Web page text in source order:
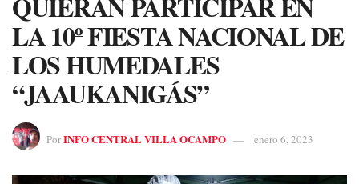
LA 10º FIESTA NACIONAL DE
LOS HUMEDALES
“JAAUKANIGÁS”
PorINFO CENTRAL VILLA OCAMPO enero 6, 2023